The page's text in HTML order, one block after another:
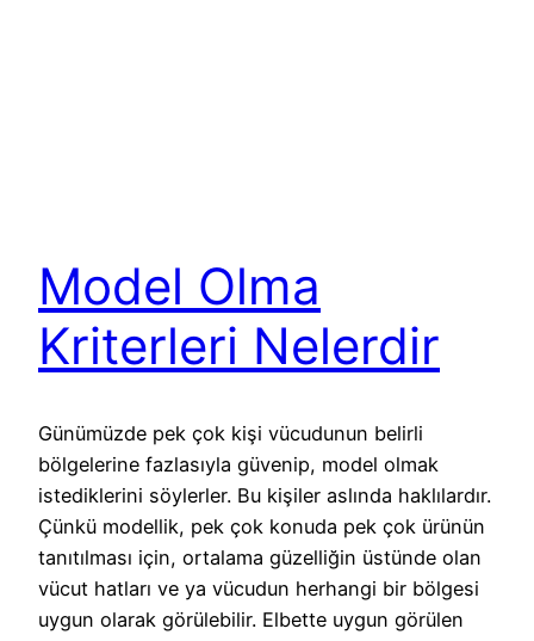
Model Olma
Kriterleri Nelerdir
Günümüzde pek çok kişi vücudunun belirli
bölgelerine fazlasıyla güvenip, model olmak
istediklerini söylerler. Bu kişiler aslında haklılardır.
Çünkü modellik, pek çok konuda pek çok ürünün
tanıtılması için, ortalama güzelliğin üstünde olan
vücut hatları ve ya vücudun herhangi bir bölgesi
uygun olarak görülebilir. Elbette uygun görülen